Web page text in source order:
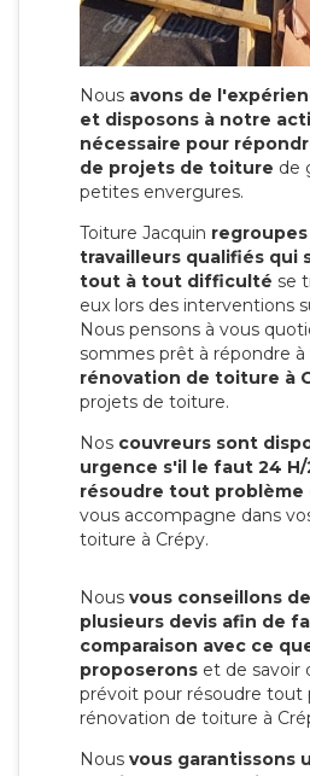
Nous avons de
et disposons à notre
nécessaire pour
de projets de toiture de
petites envergures.
Toiture Jacquin
travailleurs qualifiés qui
tout à tout difficulté se
eux lors des interventions
Nous pensons à vous
sommes prêt à répondre à
rénovation de toiture à
projets de toiture.
Nos couvreurs sont
urgence s'il le faut 24
résoudre tout
vous accompagne dans
toiture à Crépy.
Nous vous conseillons
plusieurs devis afin de
comparaison avec ce
proposerons et de savoir
prévoit pour résoudre tout
rénovation de toiture à
Nous vous garantissons